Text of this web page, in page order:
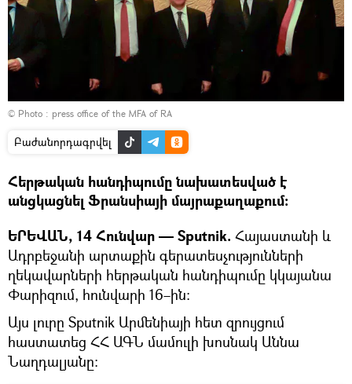
© Photo : press office of the MFA of RA
Բաժանորդագրվել
Հերթական հանդիպումը նախատեսված է
անցկացնել Ֆրանսիայի մայրաքաղաքում։
ԵՐԵՎԱՆ, 14 Հունվար — Sputnik. Հայաստանի և
Ադրբեջանի արտաքին գերատեսչությունների
ղեկավարների հերթական հանդիպումը կկայանա
Փարիզում, հունվարի 16–ին։
Այս լուրը Sputnik Արմենիայի հետ զրույցում
հաստատեց ՀՀ ԱԳՆ մամուլի խոսնակ Աննա
Նաղդալյանը։